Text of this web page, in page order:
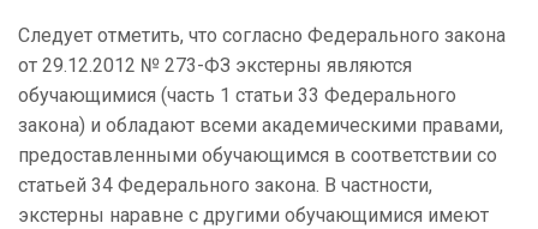
Следует отметить, что согласно Федерального закона
от 29.12.2012 № 273-ФЗ экстерны являются
обучающимися (часть 1 статьи 33 Федерального
закона) и обладают всеми академическими правами,
предоставленными обучающимся в соответствии со
статьей 34 Федерального закона. В частности,
экстерны наравне с другими обучающимися имеют